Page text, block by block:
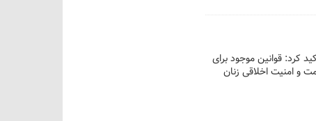
کرد: قوانین موجود برای
و امنیت اخلاقی زنان